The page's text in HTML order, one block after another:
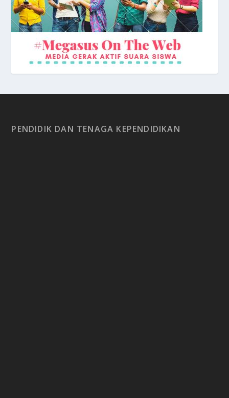
PENDIDIK DAN TENAGA KEPENDIDIKAN